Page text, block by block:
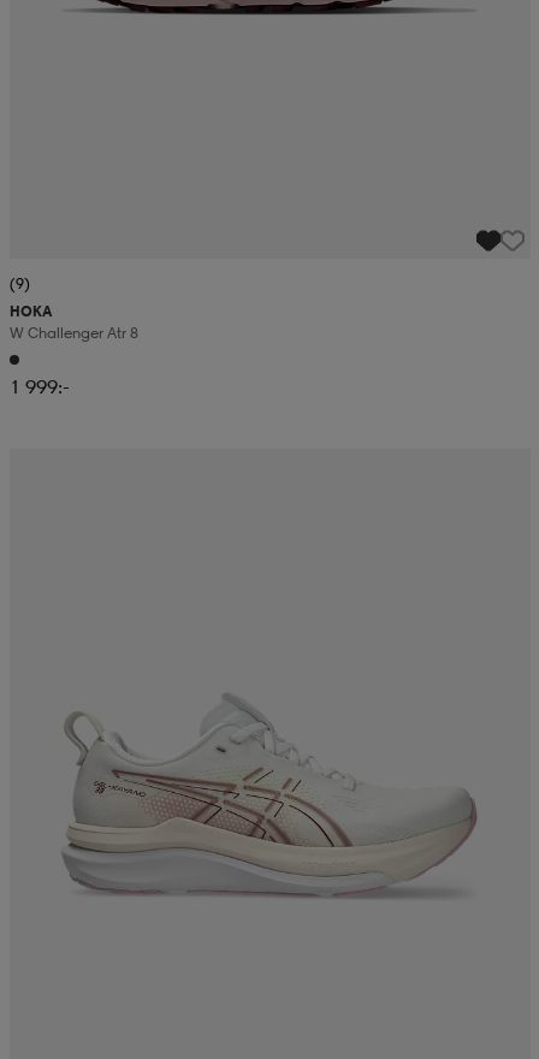
(9)
HOKA
W Challenger Atr 8
1 999:-